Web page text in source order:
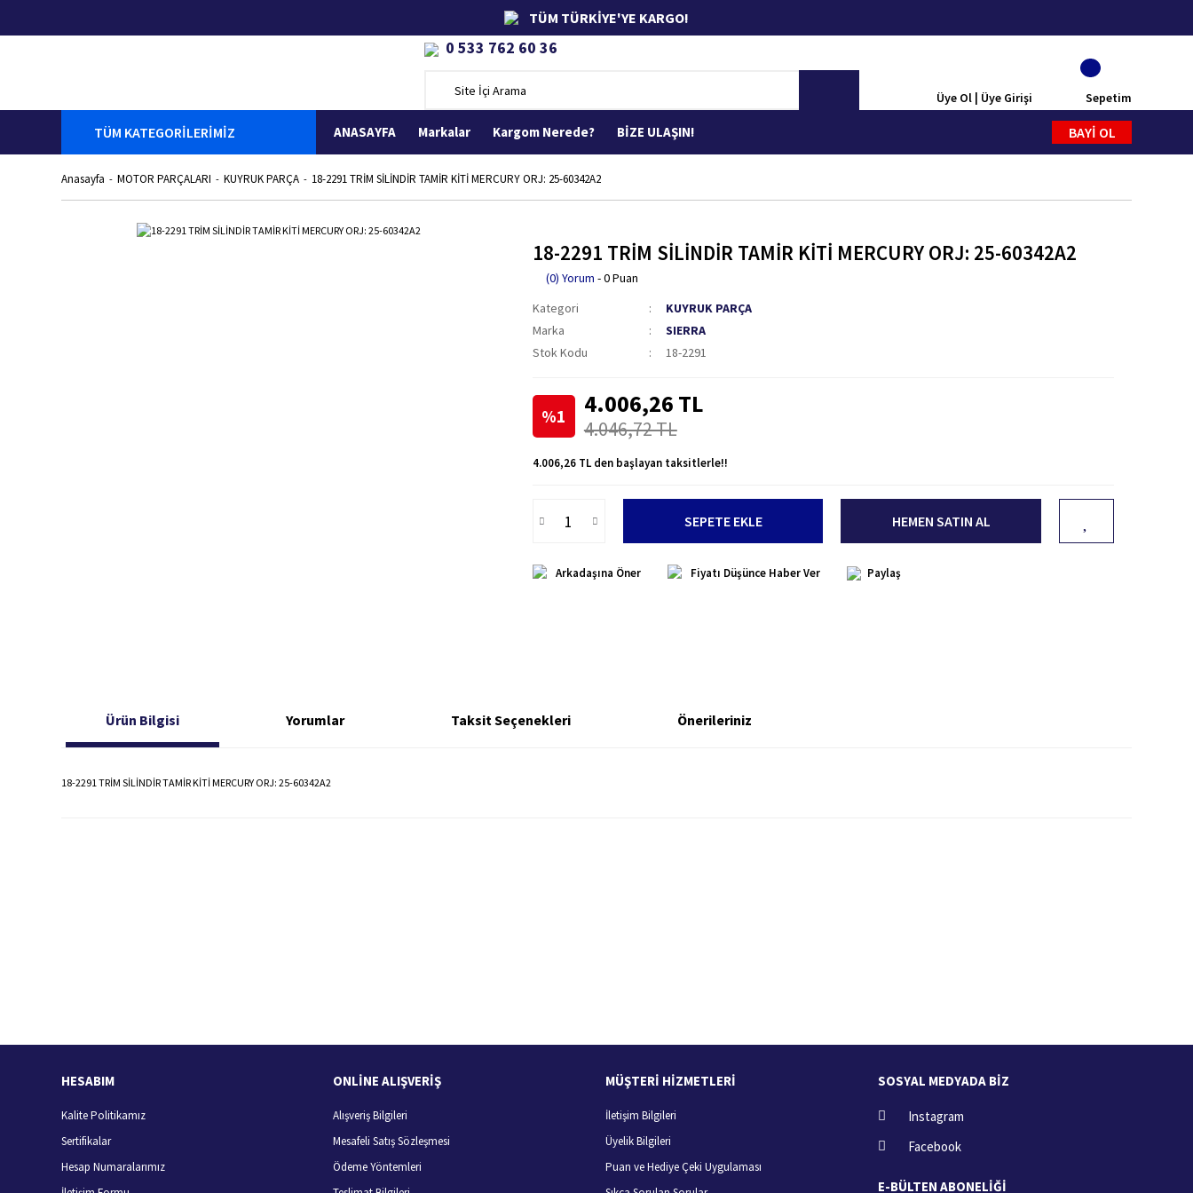
TÜM TÜRKİYE'YE KARGO!
0 533 762 60 36
Üye Ol | Üye Girişi Sepetim
TÜM KATEGORİLERİMİZ ANASAYFA Markalar Kargom Nerede? BİZE ULAŞIN! BAYİ OL
Anasayfa MOTOR PARÇALARI KUYRUK PARÇA 18-2291 TRİM SİLİNDİR TAMİR KİTİ MERCURY ORJ: 25-60342A2
18-2291 TRİM SİLİNDİR TAMİR KİTİ MERCURY ORJ: 25-60342A2
(0) Yorum - 0 Puan
Kategori
KUYRUK PARÇA
Marka
SIERRA
Stok Kodu
18-2291
%1 4.006,26 TL
4.046,72 TL
4.006,26 TL den başlayan taksitlerle!!
SEPETE EKLE HEMEN SATIN AL
Arkadaşına Öner Fiyatı Düşünce Haber Ver Paylaş
Ürün Bilgisi Yorumlar Taksit Seçenekleri Önerileriniz
18-2291 TRİM SİLİNDİR TAMİR KİTİ MERCURY ORJ: 25-60342A2
HESABIM
Kalite Politikamız
Sertifikalar
Hesap Numaralarımız
ONLİNE ALIŞVERİŞ
Alışveriş Bilgileri
Mesafeli Satış Sözleşmesi
Ödeme Yöntemleri
MÜŞTERİ HİZMETLERİ
İletişim Bilgileri
Üyelik Bilgileri
Puan ve Hediye Çeki Uygulaması
SOSYAL MEDYADA BİZ
Instagram
Facebook
E-BÜLTEN ABONELİĞİ